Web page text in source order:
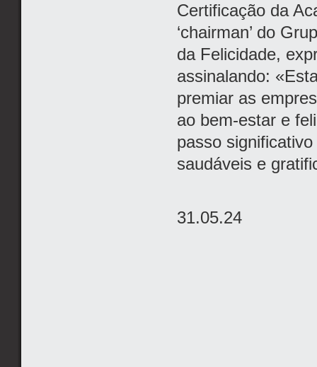
Certificação da
‘chairman’ do
da Felicidade,
assinalando:
premiar as
ao bem-estar e
passo
saudáveis e
31.05.24